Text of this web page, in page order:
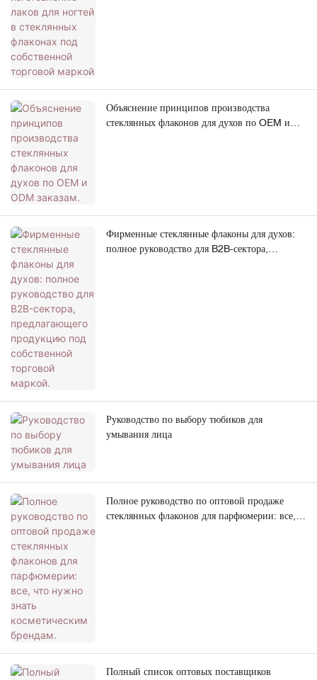
Объяснение принципов производства
стеклянных флаконов для духов по OEM и
Фирменные стеклянные флаконы для духов:
полное руководство для B2B-сектора,
Руководство по выбору тюбиков для
умывания лица
Полное руководство по оптовой продаже
стеклянных флаконов для парфюмерии: все,
Полный список оптовых поставщиков